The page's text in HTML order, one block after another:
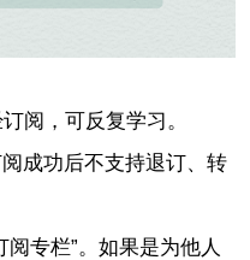
阅，可反复学习。
成功后不支持退订、转
专栏”。如果是为他人